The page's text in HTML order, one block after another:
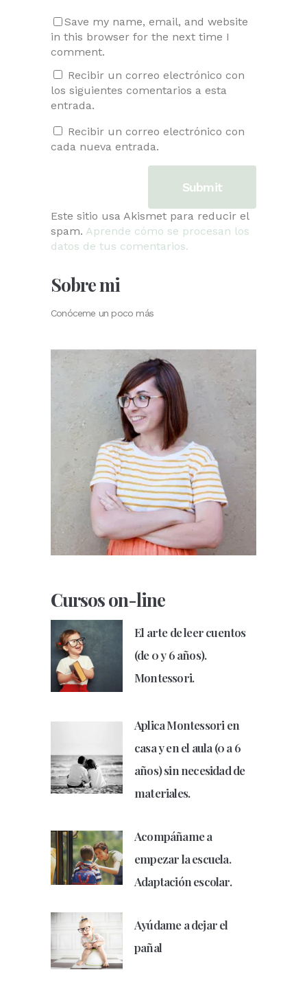
Save my name, email, and website
in this browser for the next time I
comment.
Recibir un correo electrónico con
los siguientes comentarios a esta
entrada.
Recibir un correo electrónico con
cada nueva entrada.
Este sitio usa Akismet para reducir el
spam. Aprende cómo se procesan los
datos de tus comentarios.
Sobre mi
Conóceme un poco más
Cursos on-line
El arte de leer cuentos
(de 0 y 6 años).
Montessori.
Aplica Montessori en
casa y en el aula (0 a 6
años) sin necesidad de
materiales.
Acompáñame a
empezar la escuela.
Adaptación escolar.
Ayúdame a dejar el
pañal